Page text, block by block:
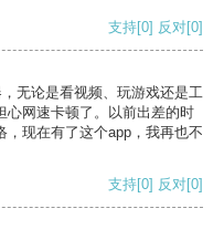
支持[0] 反对[0]
无论是看视频、玩游戏还是工
心网速卡顿了。以前出差的时
现在有了这个app，我再也不
支持[0] 反对[0]